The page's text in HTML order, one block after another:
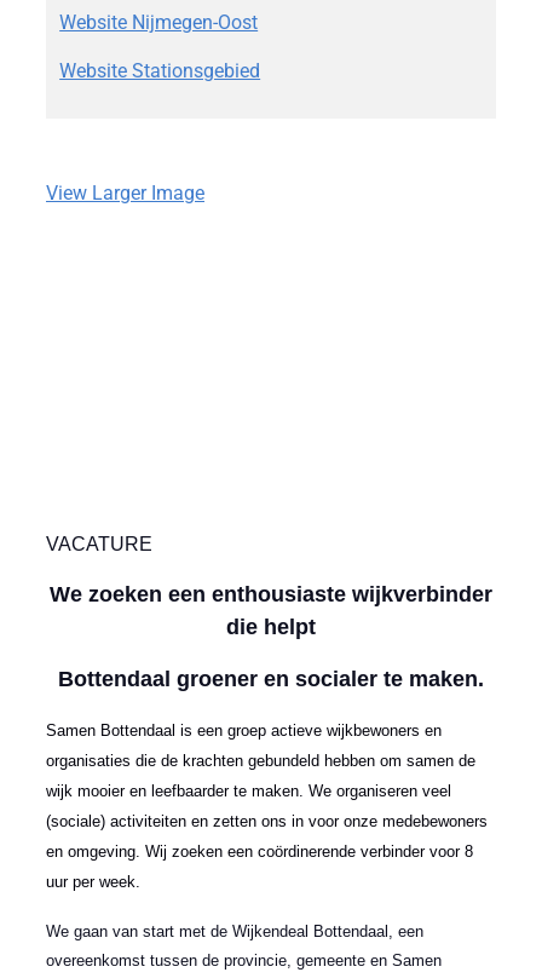
View Larger Image
VACATURE
We zoeken een enthousiaste wijkverbinder
die helpt
Bottendaal groener en socialer te maken.
Samen Bottendaal is een groep actieve wijkbewoners en
organisaties die de krachten gebundeld hebben om samen de
wijk mooier en leefbaarder te maken. We organiseren veel
(sociale) activiteiten en zetten ons in voor onze medebewoners
en omgeving. Wij zoeken een coördinerende verbinder voor 8
uur per week.
We gaan van start met de Wijkendeal Bottendaal, een
overeenkomst tussen de provincie, gemeente en Samen
Website Nijmegen-Oost
Website Stationsgebied